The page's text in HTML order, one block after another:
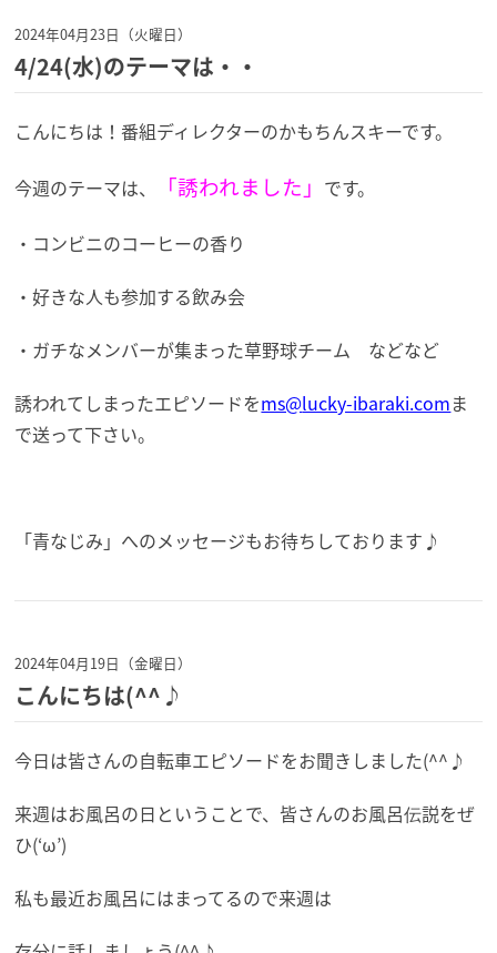
2024年04月23日（火曜日）
4/24(水)のテーマは・・
こんにちは！番組ディレクターのかもちんスキーです。
今週のテーマは、 「誘われました」 です。
・コンビニのコーヒーの香り
・好きな人も参加する飲み会
・ガチなメンバーが集まった草野球チーム などなど
誘われてしまったエピソードをms@lucky-ibaraki.comま
で送って下さい。
「青なじみ」へのメッセージもお待ちしております♪
2024年04月19日（金曜日）
こんにちは(^^♪
今日は皆さんの自転車エピソードをお聞きしました(^^♪
来週はお風呂の日ということで、皆さんのお風呂伝説をぜ
ひ(‘ω’)
私も最近お風呂にはまってるので来週は